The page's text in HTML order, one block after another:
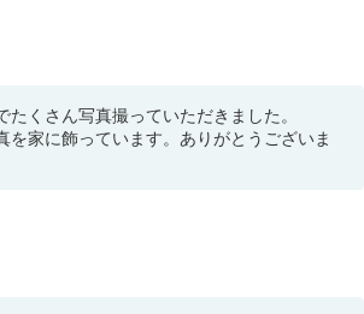
たくさん写真撮っていただきました。
を家に飾っています。ありがとうございま